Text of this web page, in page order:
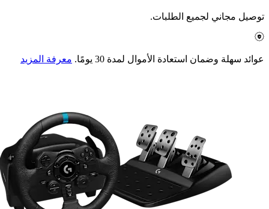
توصيل مجاني لجميع الطلبات.
عوائد سهلة وضمان استعادة الأموال لمدة 30 يومًا. معرفة المزيد